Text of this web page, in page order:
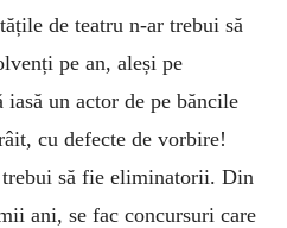
de teatru n-ar trebui să
pe an, aleși pe
iasă un actor de pe băncile
cu defecte de vorbire!
să fie eliminatorii. Din
ani, se fac concursuri care